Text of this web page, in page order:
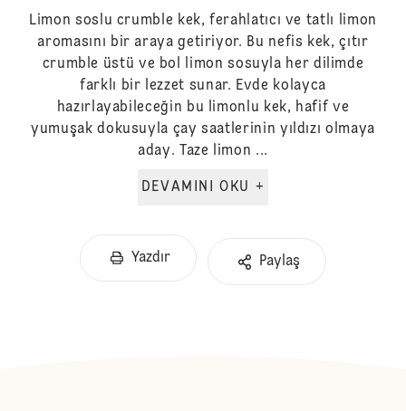
Limon soslu crumble kek, ferahlatıcı ve tatlı limon
aromasını bir araya getiriyor. Bu nefis kek, çıtır
crumble üstü ve bol limon sosuyla her dilimde
farklı bir lezzet sunar. Evde kolayca
hazırlayabileceğin bu limonlu kek, hafif ve
yumuşak dokusuyla çay saatlerinin yıldızı olmaya
aday. Taze limon ...
DEVAMINI OKU +
Yazdır Paylaş